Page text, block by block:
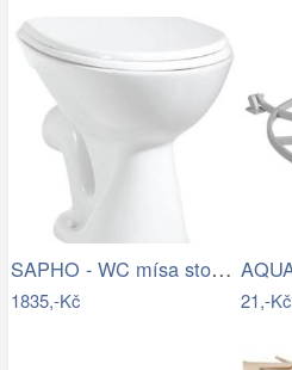
SAPHO - WC mísa stojící, 36x47cm, zadní…
1835,-Kč 21,-Kč